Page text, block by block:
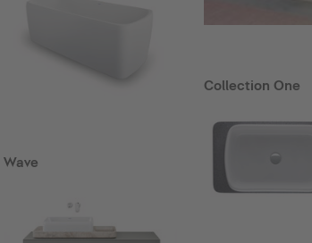
Wave
Collection One